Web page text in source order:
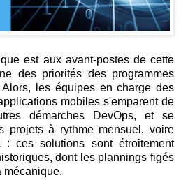
est aux avant-postes de cette
des priorités des programmes
Alors, les équipes en charge des
mobiles s'emparent de
démarches DevOps, et se
projets à rythme mensuel, voire
: ces solutions sont étroitement
dont les plannings figés
mécanique.